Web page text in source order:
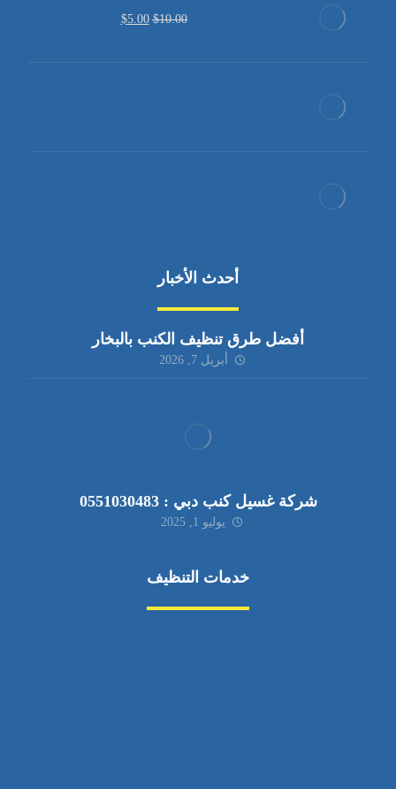
$10.00
$5.00
أحدث الأخبار
أفضل طرق تنظيف الكنب بالبخار
أبريل 7, 2026
شركة غسيل كنب دبي : 0551030483
يوليو 1, 2025
خدمات التنظيف